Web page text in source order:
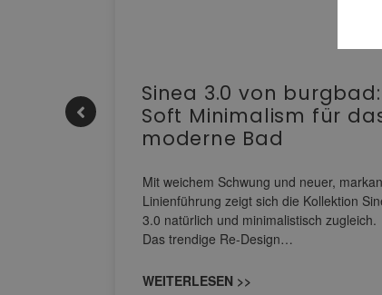
Sinea 3.0 von burgbad:
Soft Minimalism für
moderne Bad
Mit weichem Schwung und neuer,
Linienführung zeigt sich die Kollektion
3.0 natürlich und minimalistisch zugleich.
Das trendige Re-Design…
WEITERLESEN >>